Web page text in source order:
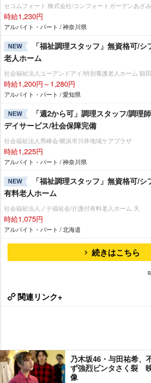
セコムフォート 株式会社/コンフォートガーデンあざ
時給1,230円
アルバイト・パート / 神奈川県
NEW
「福祉調理スタッフ」無資格可/
老人ホーム
社会福祉法人ユーアンドアイ/特別養護老人ホーム 額
時給1,200円～1,280円
アルバイト・パート / 愛知県
NEW
「週2から可」調理スタッフ/調理
デイサービス/社会保障完備
社会福祉法人秀峰会/横浜市川井地域ケアプラザ
時給1,225円
アルバイト・パート / 神奈川県
NEW
「福祉調理スタッフ」無資格可/
有料老人ホーム
社会福祉法人ノテ福祉会/介護付有料老人ホーム 天
時給1,075円
アルバイト・パート / 北海道
続きはこちら
関連リンク+
乃木坂46・与田祐希、
ず強烈ビンタさく裂
像